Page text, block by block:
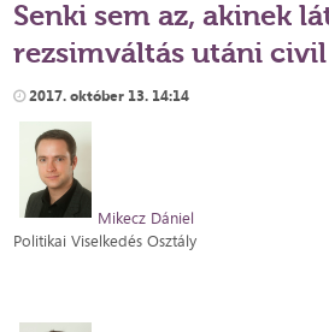
Senki sem az, akinek
rezsimváltás utáni civil
2017. október 13. 14:14
Mikecz Dániel
Politikai Viselkedés Osztály